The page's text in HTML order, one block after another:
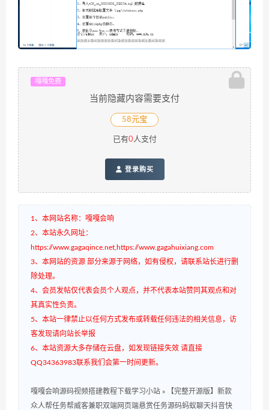
嘎嘎免费
当前隐藏内容需要支付
58元宝
已有0人支付
登录购买
1、本网站名称：嘎嘎会响
2、本站永久网址：
https://www.gagaqince.net,https://www.gagahuixiang.com
3、本网站的资源 部分来源于网络，如有侵权，请联系站长进行删
除处理。
4、会员发帖仅代表会员个人观点，并不代表本站赞同其观点和对
其真实性负责。
5、本站一律禁止以任何方式发布或转载任何违法的相关信息，访
客发现请向站长举报
6、本站资源大多存储在云盘，如发现链接失效 请直接
QQ34363983联系我们会第一时间更新。
嘎嘎会响源码视频搭建教程下载学习小站 »
【完整开源版】新款
众人帮任务帮威客兼职双端网页端悬赏任务源码蚂蚁聊天抖音快